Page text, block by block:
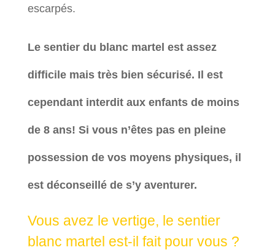
escarpés.
Le sentier du blanc martel est assez
difficile mais très bien sécurisé. Il est
cependant interdit aux enfants de moins
de 8 ans! Si vous n’êtes pas en pleine
possession de vos moyens physiques, il
est déconseillé de s’y aventurer.
Vous avez le vertige, le sentier
blanc martel est-il fait pour vous ?